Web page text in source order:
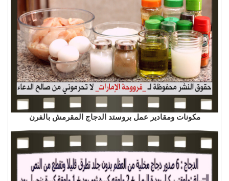
مكونات ومقادير عمل بروستد الدجاج المقرمش بالفرن